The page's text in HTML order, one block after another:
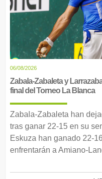
06/08/2026
Zabala-Zabaleta y
final del Torneo La Blanca
Zabala-Zabaleta han
tras ganar 22-15 en su
Eskuza han ganado 22-
enfrentarán a Amiano-